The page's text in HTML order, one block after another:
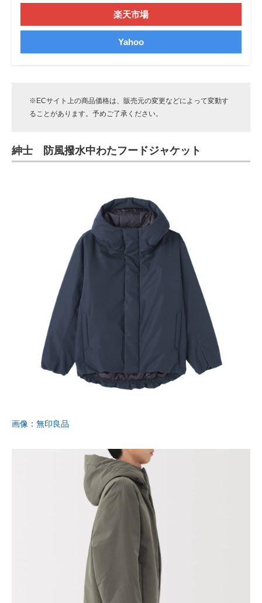
楽天市場
Yahoo
※ECサイト上の商品価格は、販売元の変更などによって変動す
ることがあります。予めご了承ください。
紳士 防風撥水中わたフードジャケット
画像：無印良品